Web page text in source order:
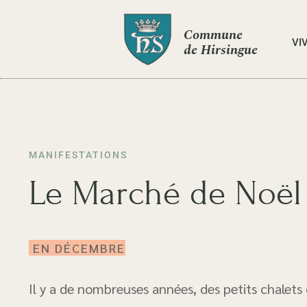
Commune
de Hirsingue
MANIFESTATIONS
Le Marché de Noël
EN DÉCEMBRE
Il y a de nombreuses années, des petits